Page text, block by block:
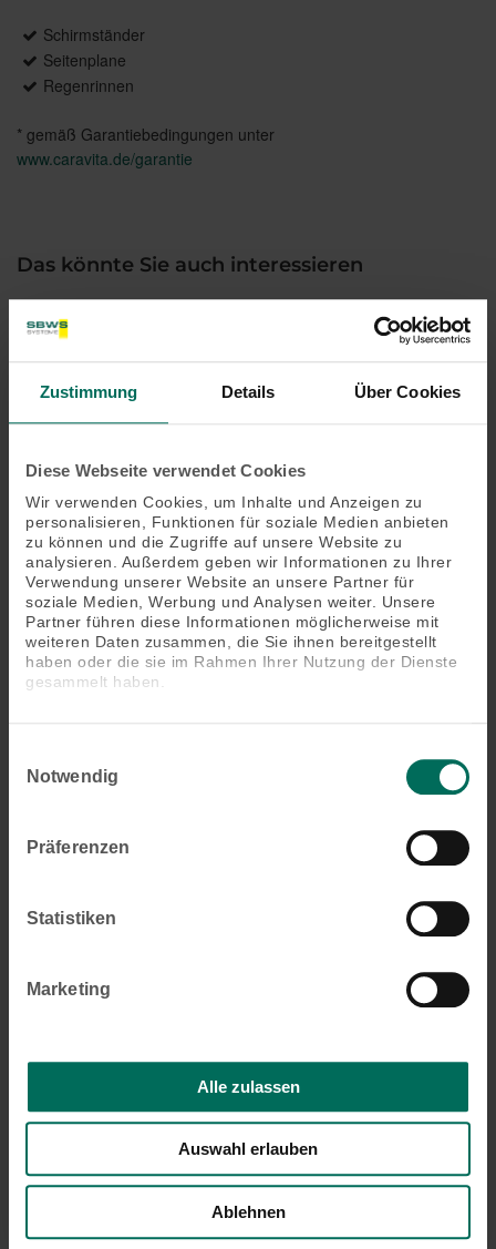
Zustimmung Details Über Cookies
Diese Webseite verwendet Cookies
Wir verwenden Cookies, um Inhalte und Anzeigen zu
personalisieren, Funktionen für soziale Medien anbieten
zu können und die Zugriffe auf unsere Website zu
analysieren. Außerdem geben wir Informationen zu Ihrer
Verwendung unserer Website an unsere Partner für
soziale Medien, Werbung und Analysen weiter. Unsere
Partner führen diese Informationen möglicherweise mit
weiteren Daten zusammen, die Sie ihnen bereitgestellt
haben oder die sie im Rahmen Ihrer Nutzung der Dienste
gesammelt haben.
Notwendig
Präferenzen
Statistiken
Marketing
Alle zulassen
Auswahl erlauben
Ablehnen
Schirmständer
Seitenplane
Regenrinnen
* gemäß Garantiebedingungen unter
www.caravita.de/garantie
Das könnte Sie auch interessieren
Sonnenschirm Amalfi